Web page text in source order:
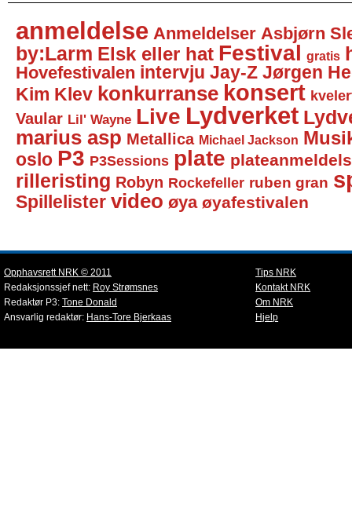
anmeldelse Anmeldelser Asbjørn
by:Larm Elsk eller hat Festival gratis
Hovefestivalen intervju Jay-Z Jørgen
Kim Klev konkurranse konsert
Vaular Lil' Wayne Live Lydverket
marius asp Metallica Michael Jackson
oslo P3 P3Sessions plate
rilleristing Robyn Rockefeller ruben gran
Spillelister video øya øyafestivalen
Opphavsrett NRK © 2011
Redaksjonssjef nett: Roy Strømsnes
Redaktør P3: Tone Donald
Ansvarlig redaktør: Hans-Tore Bjerkaas
Tips NRK
Kontakt NRK
Om NRK
Hjelp